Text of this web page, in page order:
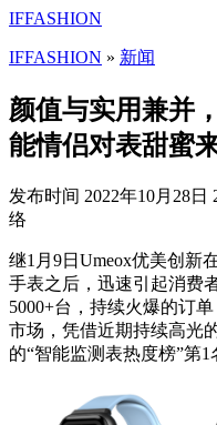
IFFASHION
IFFASHION » 新闻
颜值与实用兼并
能情侣对表甜蜜
发布时间 2022年10月28
络
继1月9日Umeox优美创新
手表之后，迅速引起消费
5000+台，持续火爆的订
市场，凭借近期持续高光
的“智能监测表热度榜”第1